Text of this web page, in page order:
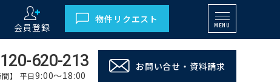
会員登録
物件リクエスト
MENU
620-213
間】 平日9:00～18:00
お問い合せ・資料請求